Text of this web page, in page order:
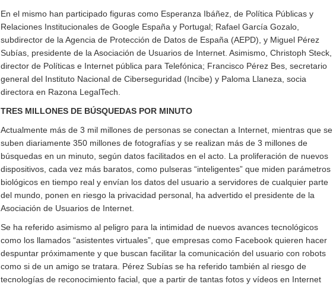
En el mismo han participado figuras como Esperanza Ibáñez, de Política Públicas y
Relaciones Institucionales de Google España y Portugal; Rafael García Gozalo,
subdirector de la Agencia de Protección de Datos de España (AEPD), y Miguel Pérez
Subías, presidente de la Asociación de Usuarios de Internet. Asimismo, Christoph Steck,
director de Políticas e Internet pública para Telefónica; Francisco Pérez Bes, secretario
general del Instituto Nacional de Ciberseguridad (Incibe) y Paloma Llaneza, socia
directora en Razona LegalTech.
TRES MILLONES DE BÚSQUEDAS POR MINUTO
Actualmente más de 3 mil millones de personas se conectan a Internet, mientras que se
suben diariamente 350 millones de fotografías y se realizan más de 3 millones de
búsquedas en un minuto, según datos facilitados en el acto. La proliferación de nuevos
dispositivos, cada vez más baratos, como pulseras “inteligentes” que miden parámetros
biológicos en tiempo real y envían los datos del usuario a servidores de cualquier parte
del mundo, ponen en riesgo la privacidad personal, ha advertido el presidente de la
Asociación de Usuarios de Internet.
Se ha referido asimismo al peligro para la intimidad de nuevos avances tecnológicos
como los llamados “asistentes virtuales”, que empresas como Facebook quieren hacer
despuntar próximamente y que buscan facilitar la comunicación del usuario con robots
como si de un amigo se tratara. Pérez Subías se ha referido también al riesgo de
tecnologías de reconocimiento facial, que a partir de tantas fotos y vídeos en Internet